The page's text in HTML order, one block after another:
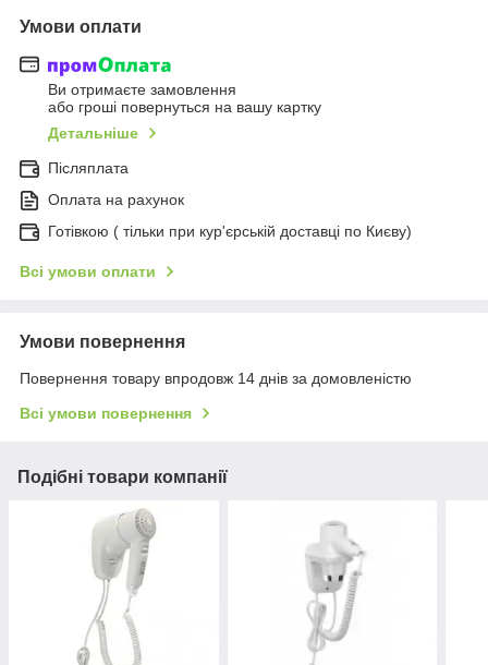
Умови оплати
Ви отримаєте замовлення
або гроші повернуться на вашу картку
Детальніше
Післяплата
Оплата на рахунок
Готівкою ( тільки при кур'єрській доставці по Києву)
Всі умови оплати
Умови повернення
Повернення товару впродовж 14 днів за домовленістю
Всі умови повернення
Подібні товари компанії